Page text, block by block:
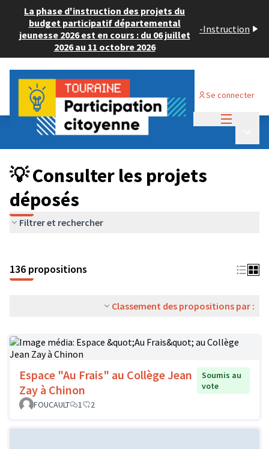
La phase d'instruction des projets du
budget participatif départemental
jeunesse 2026 est en cours : du 06 juillet
2026 au 11 octobre 2026
-Instruction
Se connecter
Budget Participatif JEUNESSE 2024
💡 Consulter les projets déposés
💡 Consulter les projets
déposés
Filtrer et rechercher
136 propositions
Classement des propositions par :
Espace "Au Frais" au Collège Jean
Zay à Chinon
Soumis au
vote
FOUCAULT
1 2